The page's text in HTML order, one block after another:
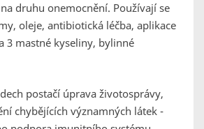
druhu onemocnění. Používají se
oleje, antibiotická léčba, aplikace
3 mastné kyseliny, bylinné
postačí úprava životosprávy,
chybějících významných látek -